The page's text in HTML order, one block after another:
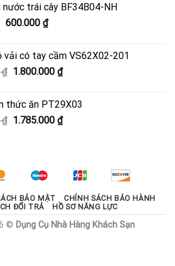
3.700.000 ₫.là:
nước trái cây BF34B04-NH
Giá
950.000 ₫.
600.000 ₫Giá
là:
600.000 ₫.
vải có tay cầm VS62X02-201
₫ Giá
2.000.000 ₫.
1.800.000 ₫Giá
là:
1.800.000 ₫.
thức ăn PT29X03
₫ Giá
1.785.000 ₫Giá
1.785.000 ₫.
BẢO MẬT
CHÍNH SÁCH BẢO HÀNH
ĐỔI TRẢ
HỒ SƠ NĂNG LỰC
© Dụng Cụ Nhà Hàng Khách Sạn